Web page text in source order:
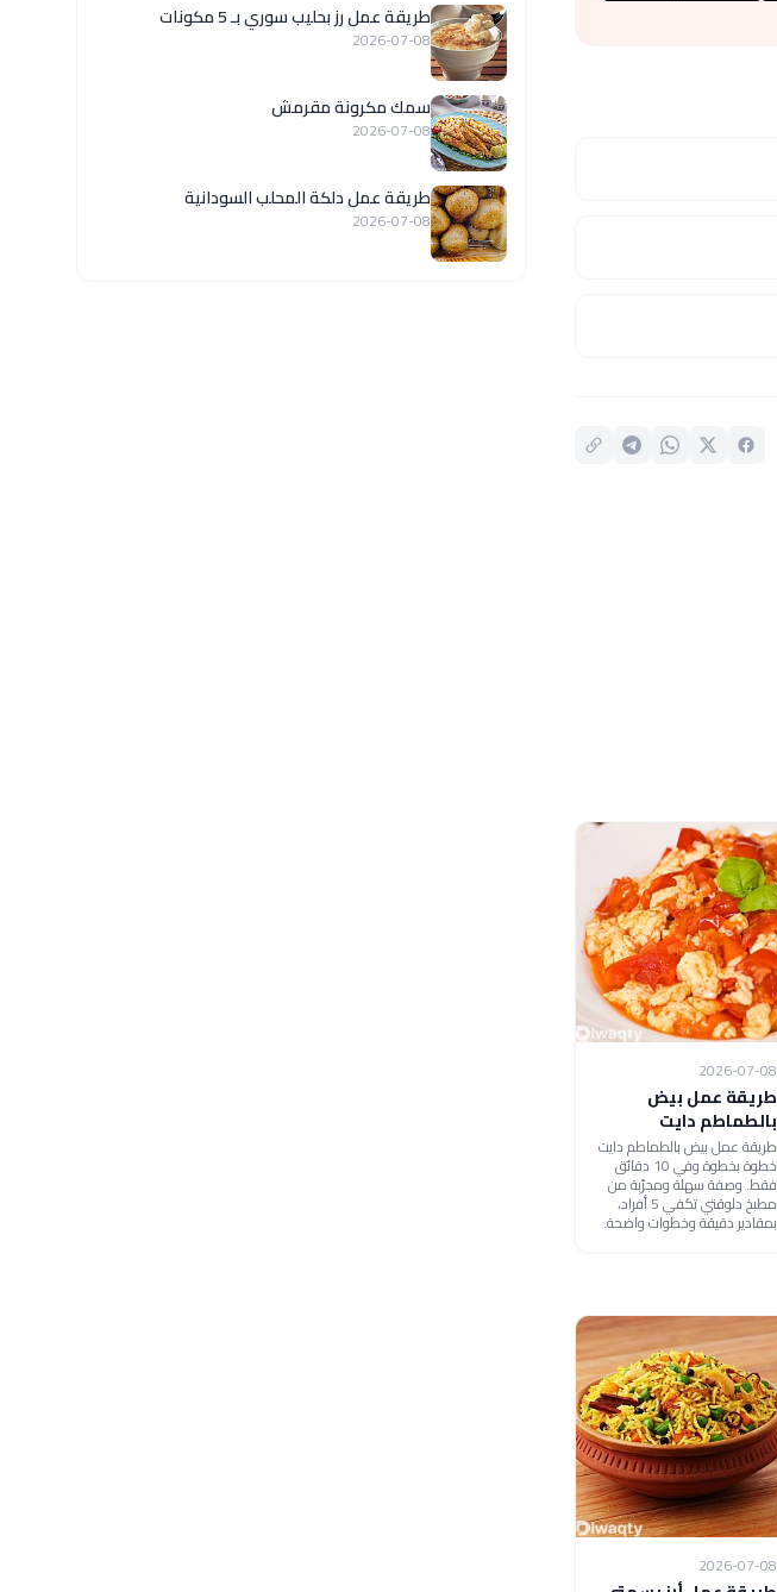
2026-07-08
طريقة عمل بيض
بالطماطم دايت
طريقة عمل بيض بالطماطم دايت
خطوة بخطوة وفي 10 دقائق
فقط. وصفة سهلة ومجرّبة من
مطبخ دلوقتي تكفي 5 أفراد،
بمقادير دقيقة وخطوات واضحة.
2026-07-08
طريقة عمل رز بحليب سوري بـ 5 مكونات
2026-07-08
سمك مكرونة مقرمش
2026-07-08
طريقة عمل دلكة المحلب السودانية
2026-07-08